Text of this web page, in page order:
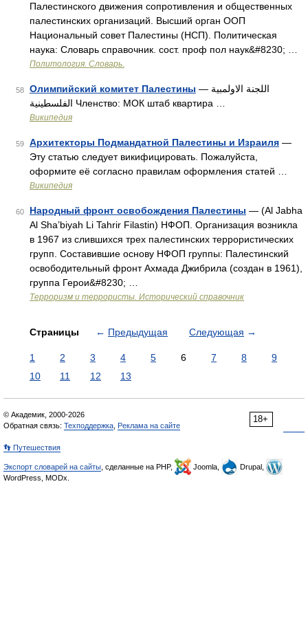
Палестинского движения сопротивления и общественных
палестинских организаций. Высший орган ООП
Национальный совет Палестины (НСП). Политическая
наука: Словарь справочник. сост. проф пол наук&#8230; …
Политология. Словарь.
58 Олимпийский комитет Палестины — اللجنة الاولمبية
الفلسطينية Членство: МОК штаб квартира …
Википедия
59 Архитекторы Подмандатной Палестины и Израиля —
Эту статью следует викифицировать. Пожалуйста,
оформите её согласно правилам оформления статей …
Википедия
60 Народный фронт освобождения Палестины — (Al Jabha
Al Sha’biyah Li Tahrir Filastin) НФОП. Организация возникла
в 1967 из слившихся трех палестинских террористических
групп. Составившие основу НФОП группы: Палестинский
освободительный фронт Ахмада Джибрила (создан в 1961),
группа Герои&#8230; …
Терроризм и террористы. Исторический справочник
Страницы ← Предыдущая Следующая →
1 2 3 4 5 6 7 8
9
10
11 12 13
18+
© Академик, 2000-2026
Обратная связь: Техподдержка Реклама на сайте
👣 Путешествия
Экспорт словарей на сайты , сделанные на PHP, Joomla,
Drupal,
WordPress, MODx.